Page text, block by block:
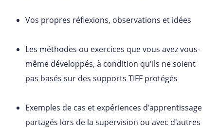
Vos propres réflexions, observations et idées
Les méthodes ou exercices que vous avez vous-
même développés, à condition qu'ils ne soient
pas basés sur des supports TIFF protégés
Exemples de cas et expériences d'apprentissage
partagés lors de la supervision ou avec d'autres